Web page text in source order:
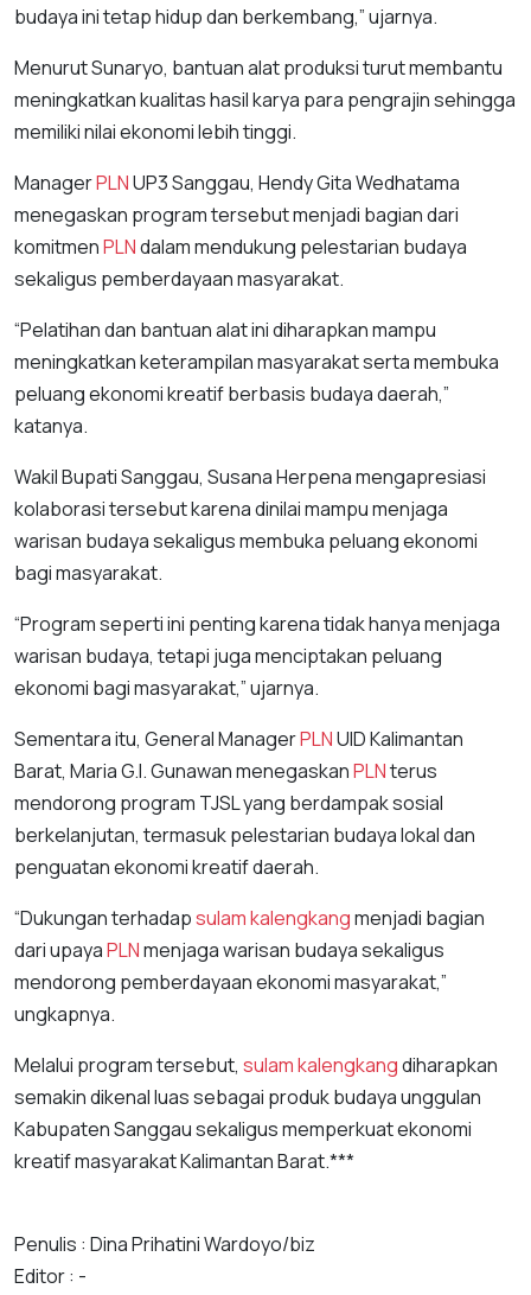
budaya ini tetap hidup dan berkembang,” ujarnya.
Menurut Sunaryo, bantuan alat produksi turut membantu
meningkatkan kualitas hasil karya para pengrajin sehingga
memiliki nilai ekonomi lebih tinggi.
ManagerPLNUP3 Sanggau, Hendy Gita Wedhatama
menegaskan program tersebut menjadi bagian dari
komitmenPLNdalam mendukung pelestarian budaya
sekaligus pemberdayaan masyarakat.
“Pelatihan dan bantuan alat ini diharapkan mampu
meningkatkan keterampilan masyarakat serta membuka
peluang ekonomi kreatif berbasis budaya daerah,”
katanya.
Wakil Bupati Sanggau, Susana Herpena mengapresiasi
kolaborasi tersebut karena dinilai mampu menjaga
warisan budaya sekaligus membuka peluang ekonomi
bagi masyarakat.
“Program seperti ini penting karena tidak hanya menjaga
warisan budaya, tetapi juga menciptakan peluang
ekonomi bagi masyarakat,” ujarnya.
Sementara itu, General ManagerPLNUID Kalimantan
Barat, Maria G.I. Gunawan menegaskanPLNterus
mendorong program TJSL yang berdampak sosial
berkelanjutan, termasuk pelestarian budaya lokal dan
penguatan ekonomi kreatif daerah.
“Dukungan terhadapsulam kalengkangmenjadi bagian
dari upayaPLNmenjaga warisan budaya sekaligus
mendorong pemberdayaan ekonomi masyarakat,”
ungkapnya.
Melalui program tersebut, sulam kalengkangdiharapkan
semakin dikenal luas sebagai produk budaya unggulan
Kabupaten Sanggau sekaligus memperkuat ekonomi
kreatif masyarakat Kalimantan Barat.***
Penulis : Dina Prihatini Wardoyo/biz
Editor : -